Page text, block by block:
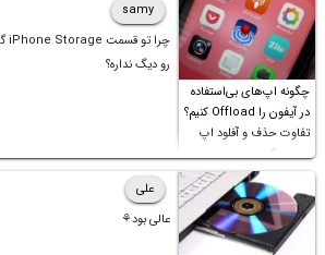
چگونه اپ‌های بی‌استفاده
در آیفون را Offload کنیم؟
تفاوت حذف و آفلود اپ
چیست؟
samy
رو دیگ نداره؟
علی
عالی بود⚘